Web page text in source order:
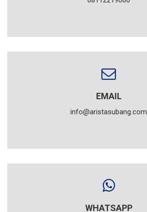
EMAIL
info@aristasubang.com
WHATSAPP